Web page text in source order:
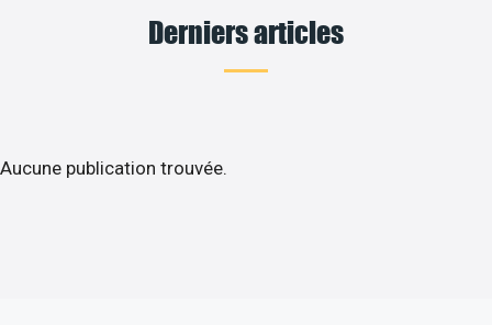
Derniers articles
Aucune publication trouvée.